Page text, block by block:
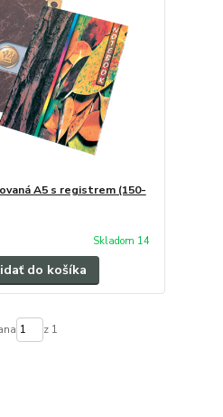
A5 s registrem (150-
Skladom 14
do košíka
z 1